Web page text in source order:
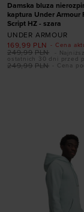
Damska bluza
kaptura Under Armour
Script HZ - szara
UNDER ARMOUR
- Cena
169,99 PLN
- Cena
249,99 PLN
249,99 PLN
-
ostatnich 30 dni przed